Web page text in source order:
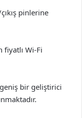
pinlerine
Wi-Fi
bir geliştirici